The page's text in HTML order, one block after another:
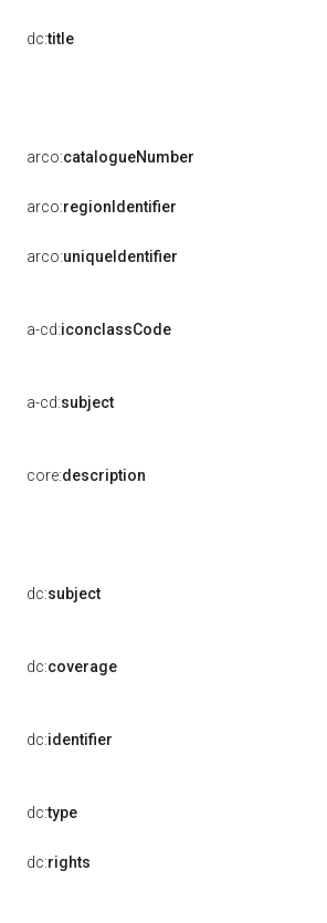
dc:title
arco:catalogueNumber
arco:regionIdentifier
arco:uniqueIdentifier
a-cd:iconclassCode
a-cd:subject
core:description
dc:subject
dc:coverage
dc:identifier
dc:type
dc:rights